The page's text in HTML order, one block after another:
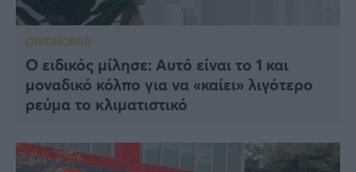
ΟΙΚΟΝΟΜΙΑ
Ο ειδικός μίλησε: Αυτό είναι το 1 και
μοναδικό κόλπο για να «καίει» λιγότερο
ρεύμα το κλιματιστικό